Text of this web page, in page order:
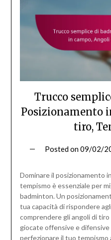
Trucco
Posizionamento
tiro,
Posted on09/02/
Dominare il posizionamento
tempismo è essenziale per
badminton. Un
tua capacità di rispondere
comprendere gli angoli di
giocate offensive e
perfezionare il tuo tempismo